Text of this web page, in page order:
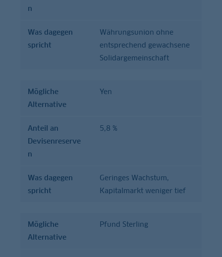
n
Was dagegen
spricht
Währungsunion ohne
entsprechend gewachsene
Solidargemeinschaft
Mögliche
Alternative
Yen
Anteil an
Devisenreserve
n
5,8 %
Was dagegen
spricht
Geringes Wachstum,
Kapitalmarkt weniger tief
Mögliche
Alternative
Pfund Sterling